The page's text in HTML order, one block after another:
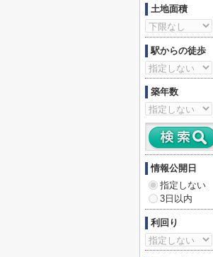
土地面積
駅からの徒歩
築年数
情報公開日
指定しない
3日以内
利回り